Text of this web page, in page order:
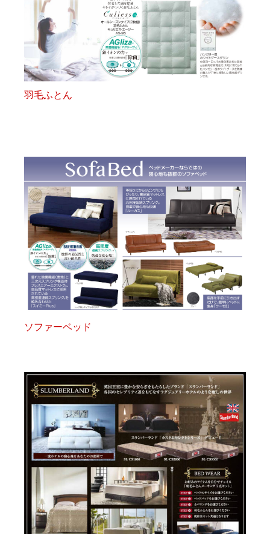
羽毛ふとん
ソファーベッド